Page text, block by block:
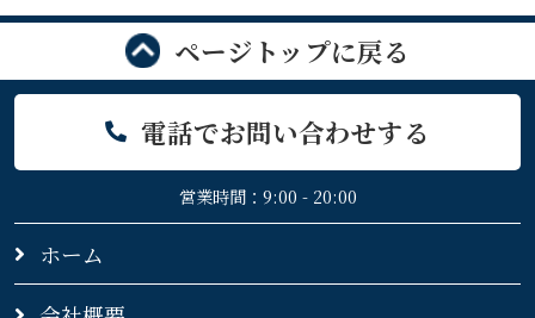
ページトップに戻る
電話でお問い合わせする
営業時間：9:00 - 20:00
ホーム